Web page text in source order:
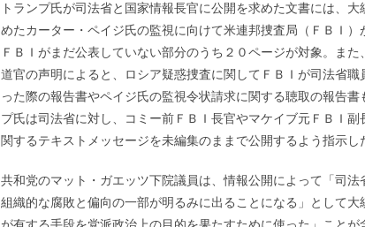
トランプ氏が司法省と国家情報長官に公開を求めた文書には、
めたカーター・ペイジ氏の監視に向けて米連邦捜査局（ＦＢＩ）
ＦＢＩがまだ公表していない部分のうち２０ページが対象。ま
道官の声明によると、ロシア疑惑捜査に関してＦＢＩが司法省
った際の報告書やペイジ氏の監視令状請求に関する聴取の報告
プ氏は司法省に対し、コミー前ＦＢＩ長官やマケイブ元ＦＢＩ
関するテキストメッセージを未編集のままで公開するよう指示し
共和党のマット・ガエッツ下院議員は、情報公開によって「司
組織的な腐敗と偏向の一部が明るみに出ることになる」として